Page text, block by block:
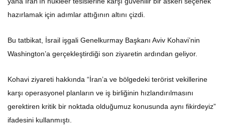
hazırlamak için adımlar attığının altını çizdi.
Bu tatbikat, İsrail işgali Genelkurmay Başkanı Aviv Kohavi’nin
Washington’a gerçekleştirdiği son ziyaretin ardından geliyor.
Kohavi ziyareti hakkında “İran’a ve bölgedeki terörist vekillerine
karşı operasyonel planların ve iş birliğinin hızlandırılmasını
gerektiren kritik bir noktada olduğumuz konusunda aynı fikirdeyiz”
ifadesini kullanmıştı.